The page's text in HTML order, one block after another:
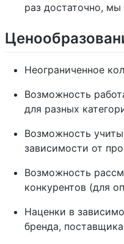
раз достаточно,
Неограниченное
Возможность
для разных
Возможность
зависимости от
Возможность
конкурентов (для
Наценки в
бренда, поставщика